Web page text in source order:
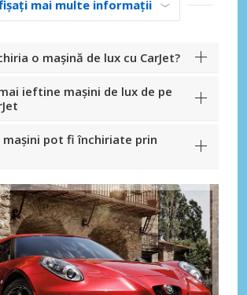
de top
exclusive ale
noștri
mai multe informații
o mașină de lux cu CarJet?
ieftine mașini de lux de pe
mașini pot fi închiriate prin